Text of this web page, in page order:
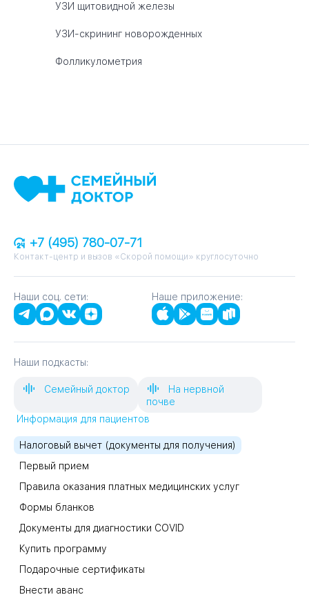
УЗИ щитовидной железы
УЗИ-скрининг новорожденных
Фолликулометрия
+7 (495) 780-07-71
Контакт-центр и вызов «Скорой помощи» круглосуточно
Наши соц. сети: Наше приложение:
Наши подкасты:
Семейный доктор
На нервной
почве
Информация для пациентов
Налоговый вычет (документы для получения)
Первый прием
Правила оказания платных медицинских услуг
Формы бланков
Документы для диагностики COVID
Купить программу
Подарочные сертификаты
Внести аванс